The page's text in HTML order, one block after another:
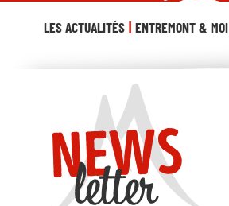
LES ACTUALITÉS ENTREMONT & MOI